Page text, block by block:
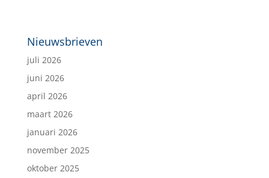
Nieuwsbrieven
juli 2026
juni 2026
april 2026
maart 2026
januari 2026
november 2025
oktober 2025